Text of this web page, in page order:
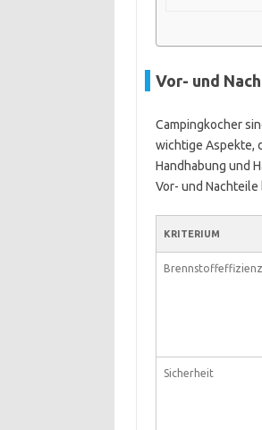
Vor- und
Campingkocher
wichtige Aspekte,
Handhabung und
Vor- und
KRITERIUM
Brennstoffeffizienz
Sicherheit